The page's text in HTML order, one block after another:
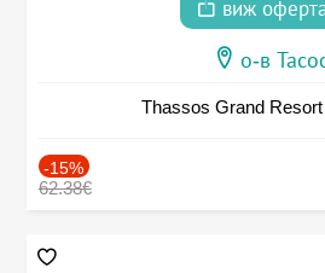
виж
о-в
Thassos Grand Resort
-15%
62.38€